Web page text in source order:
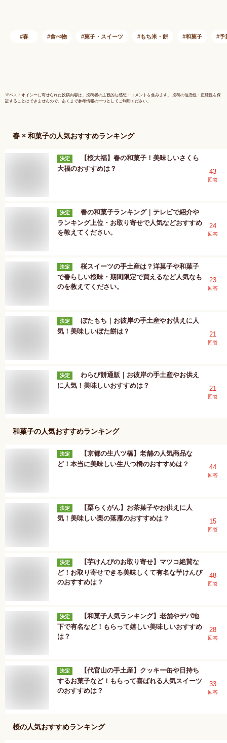
菓子 期間限定 こし
菓子】
春 食べ物 菓子・スイーツ もち米・餅 和菓子 予
※ベストオイシーに寄せられた投稿内容は、投稿者の主観的な感想・コメントを含みます。 投稿の信憑性・正確性を保
証することはできませんので、あくまで参考情報の一つとしてご利用ください。
春 × 和菓子の人気おすすめランキング
決定
【桜大福】春の和菓子！美味しいさくら
大福のおすすめは？
43
回答
決定
春の和菓子ランキング｜テレビで紹介や
ランキング上位・お取り寄せで人気などおすすめ
を教えてください。
24
回答
決定
桜スイーツの手土産は？洋菓子や和菓子
で春らしい桜味・期間限定で買えるなど人気なも
のを教えてください。
23
回答
決定
ぼたもち｜お彼岸の手土産やお供えに人
気！美味しいぼた餅は？
21
回答
決定
わらび餅通販｜お彼岸の手土産やお供え
に人気！美味しいおすすめは？
21
回答
和菓子の人気おすすめランキング
決定
【京都の生八ツ橋】老舗の人気商品な
ど！本当に美味しい生八つ橋のおすすめは？
44
回答
決定
【栗らくがん】お茶菓子やお供えに人
気！美味しい栗の落雁のおすすめは？
15
回答
決定
【芋けんぴのお取り寄せ】マツコ絶賛な
ど！お取り寄せできる美味しくて有名な芋けんぴ
のおすすめは？
48
回答
決定
【和菓子人気ランキング】老舗やデパ地
下で有名など！もらって嬉しい美味しいおすすめ
は？
28
回答
決定
【代官山の手土産】クッキー缶や日持ち
するお菓子など！もらって喜ばれる人気スイーツ
のおすすめは？
33
回答
桜の人気おすすめランキング